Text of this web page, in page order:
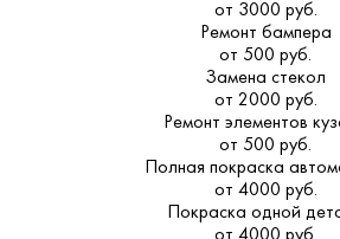
от 3000 руб.
Ремонт бампера
от 500 руб.
Замена стекол
от 2000 руб.
Ремонт элементов
от 500 руб.
Полная покраска
от 4000 руб.
Покраска одной
от 4000 руб.